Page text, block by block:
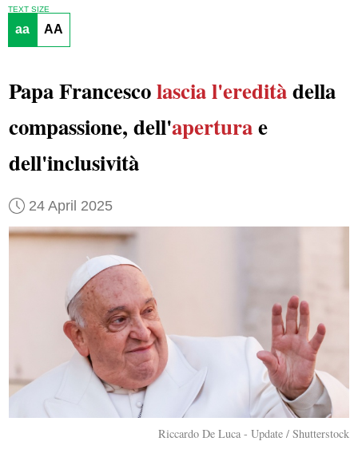
TEXT SIZE
aa AA
Papa Francescolascia l'ereditàdella
compassione, dell'aperturae
dell'inclusività
24 April 2025
Riccardo De Luca - Update / Shutterstock